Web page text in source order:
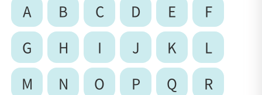
A B C D E
F
G
H I J K
L
M
N O P Q
R